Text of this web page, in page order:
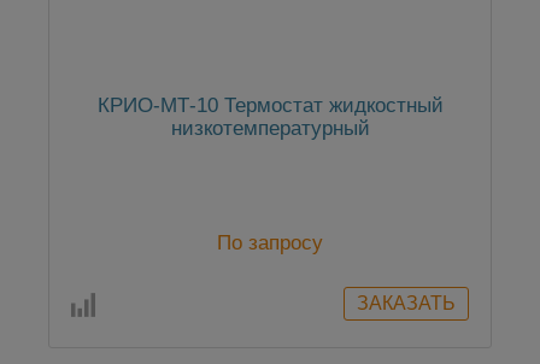
КРИО-МТ-10 Термостат жидкостный
низкотемпературный
По запросу